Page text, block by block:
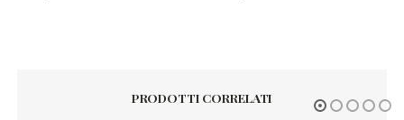
PRODOTTI CORRELATI